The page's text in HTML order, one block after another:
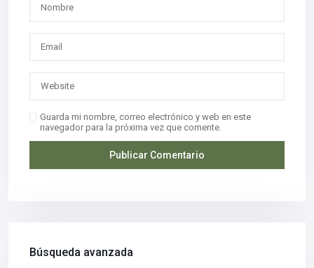
Guarda mi nombre, correo electrónico y web en este
navegador para la próxima vez que comente.
Búsqueda avanzada